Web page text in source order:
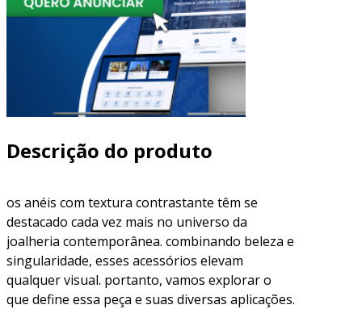
Descrição do produto
os anéis com textura contrastante têm se
destacado cada vez mais no universo da
joalheria contemporânea. combinando beleza e
singularidade, esses acessórios elevam
qualquer visual. portanto, vamos explorar o
que define essa peça e suas diversas aplicações.